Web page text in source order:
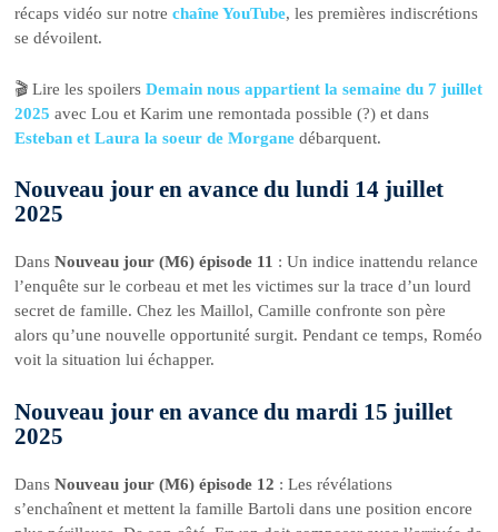
récaps vidéo sur notrechaîne YouTube, les premières indiscrétions
se dévoilent.
🎬 Lire les spoilersDemain nous appartient la semaine du 7 juillet
2025avec Lou et Karim une remontada possible (?) et dans
Esteban et Laura la soeur de Morgane débarquent.
Nouveau jour en avance du lundi 14 juillet
2025
DansNouveau jour (M6) épisode 11 : Un indice inattendu relance
l’enquête sur le corbeau et met les victimes sur la trace d’un lourd
secret de famille. Chez les Maillol, Camille confronte son père
alors qu’une nouvelle opportunité surgit. Pendant ce temps, Roméo
voit la situation lui échapper.
Nouveau jour en avance du mardi 15 juillet
2025
DansNouveau jour (M6) épisode 12 : Les révélations
s’enchaînent et mettent la famille Bartoli dans une position encore